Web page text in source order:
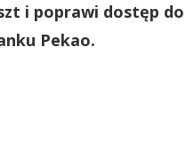
i poprawi dostęp
Pekao.